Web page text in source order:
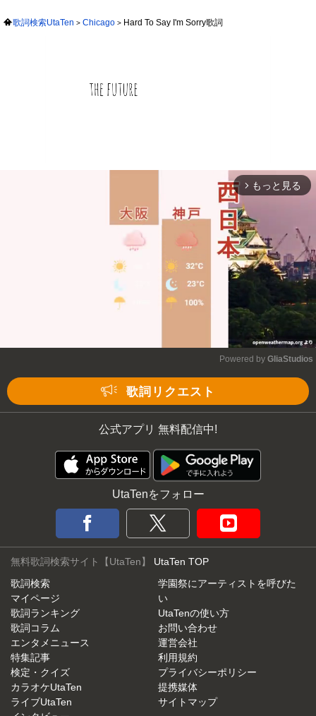
歌詞検索UtaTen Chicago Hard To Say I'm Sorry歌詞
arrow_forward_ios もっと見る
Powered by GliaStudios
歌詞リクエスト
公式アプリ 無料配信中!
UtaTenをフォロー
無料歌詞検索サイト【UtaTen】 UtaTen TOP
歌詞検索
マイページ
歌詞ランキング
歌詞コラム
エンタメニュース
特集記事
検定・クイズ
カラオケUtaTen
ライブUtaTen
学園祭にアーティストを呼びた
い
UtaTenの使い方
お問い合わせ
運営会社
利用規約
プライバシーポリシー
提携媒体
サイトマップ